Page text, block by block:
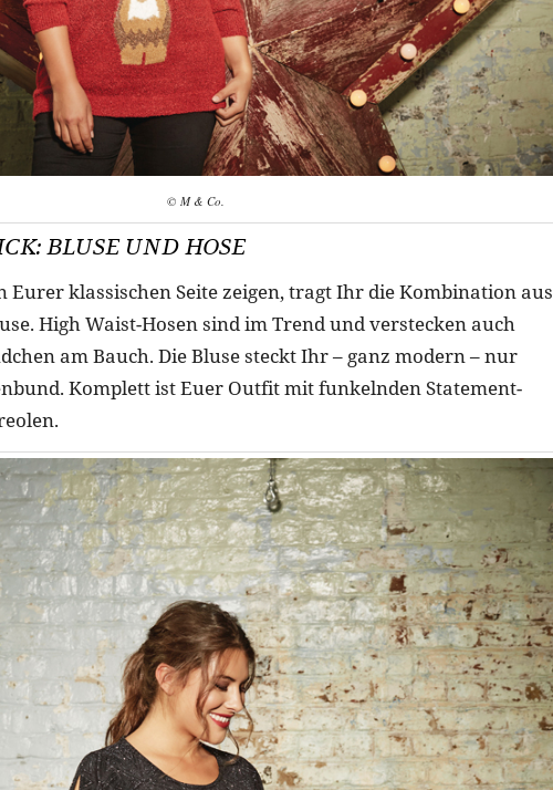
© M & Co.
BLUSE UND HOSE
Eurer klassischen Seite zeigen, tragt Ihr die Kombination aus
High Waist-Hosen sind im Trend und verstecken auch
am Bauch. Die Bluse steckt Ihr – ganz modern – nur
Komplett ist Euer Outfit mit funkelnden Statement-